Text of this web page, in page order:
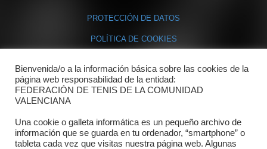
PROTECCIÓN DE DATOS
POLÍTICA DE COOKIES
Contacto
Dónde estamos
Directorio departamentos
Horario
Bienvenida/o a la información básica sobre las cookies de la
página web responsabilidad de la entidad:
FEDERACIÓN DE TENIS DE LA COMUNIDAD
VALENCIANA
Una cookie o galleta informática es un pequeño archivo de
información que se guarda en tu ordenador, “smartphone” o
tableta cada vez que visitas nuestra página web. Algunas